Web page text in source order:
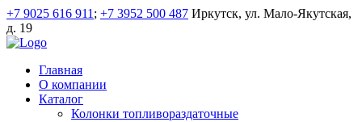
+7 9025 616 911 ; +7 3952 500 487 Иркутск, ул. Мало-Якутская,
д. 19
Главная
О компании
Каталог
Колонки топливораздаточные